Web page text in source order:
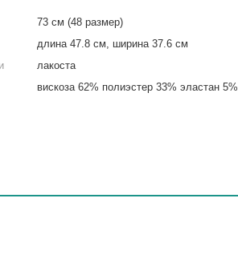
73 см (48 размер)
длина 47.8 см, ширина 37.6 см
лакоста
вискоза 62% полиэстер 33% эластан 5%